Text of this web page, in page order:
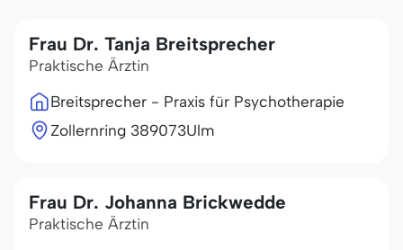
Frau Dr. Tanja Breitsprecher
Praktische Ärztin
Breitsprecher - Praxis für Psychotherapie
Zollernring 389073Ulm
Frau Dr. Johanna Brickwedde
Praktische Ärztin